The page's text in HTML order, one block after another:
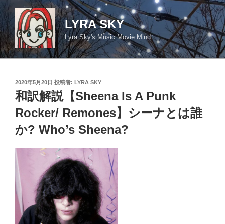
コ
ン
テ
ン
ツ
LYRA SKY
Lyra Sky's Music Movie Mind
投
稿
日:
2020年5月20日 投稿者: LYRA SKY
和訳解説【Sheena Is A Punk
Rocker/ Remones】シーナとは誰
か? Who’s Sheena?